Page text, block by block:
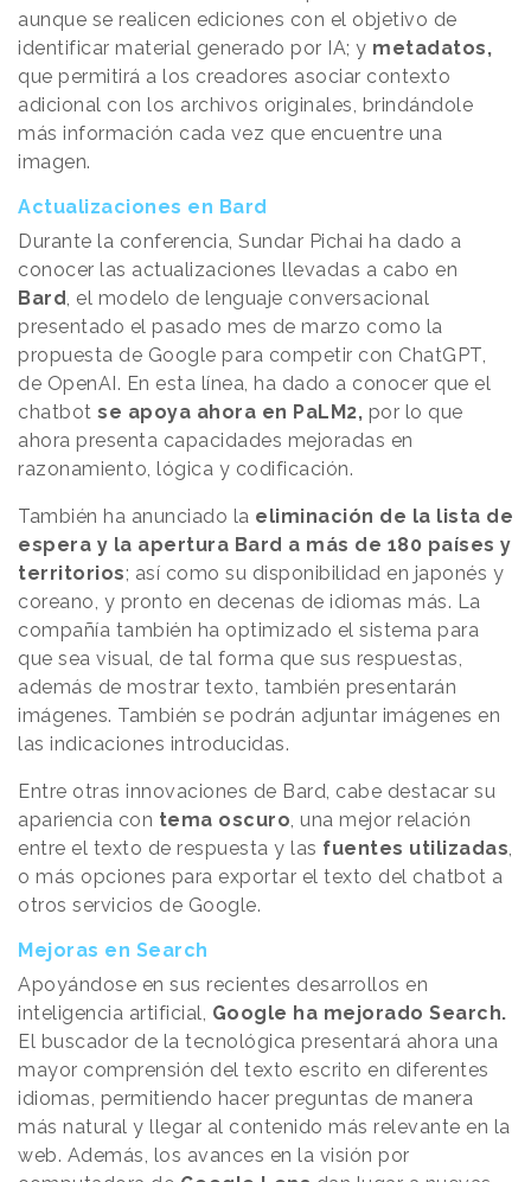
aunque se realicen ediciones con el objetivo de
identificar material generado por IA; y metadatos,
que permitirá a los creadores asociar contexto
adicional con los archivos originales, brindándole
más información cada vez que encuentre una
imagen.
Actualizaciones en Bard
Durante la conferencia, Sundar Pichai ha dado a
conocer las actualizaciones llevadas a cabo en
Bard , el modelo de lenguaje conversacional
presentado el pasado mes de marzo como la
propuesta de Google para competir con ChatGPT,
de OpenAI. En esta línea, ha dado a conocer que el
chatbot se apoya ahora en PaLM2, por lo que
ahora presenta capacidades mejoradas en
razonamiento, lógica y codificación.
También ha anunciado la eliminación de la lista de
espera y la apertura Bard a más de 180 países y
territorios; así como su disponibilidad en japonés y
coreano, y pronto en decenas de idiomas más. La
compañía también ha optimizado el sistema para
que sea visual, de tal forma que sus respuestas,
además de mostrar texto, también presentarán
imágenes. También se podrán adjuntar imágenes en
las indicaciones introducidas.
Entre otras innovaciones de Bard, cabe destacar su
apariencia con tema oscuro , una mejor relación
entre el texto de respuesta y las fuentes utilizadas
o más opciones para exportar el texto del chatbot a
otros servicios de Google.
Mejoras en Search
Apoyándose en sus recientes desarrollos en
inteligencia artificial, Google ha mejorado Search.
El buscador de la tecnológica presentará ahora una
mayor comprensión del texto escrito en diferentes
idiomas, permitiendo hacer preguntas de manera
más natural y llegar al contenido más relevante en la
web. Además, los avances en la visión por